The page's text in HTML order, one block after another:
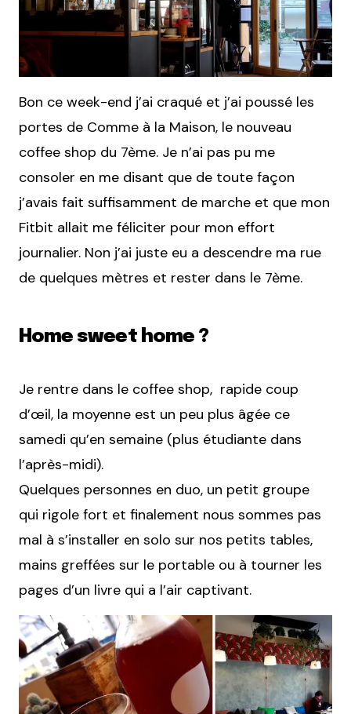
Bon ce week-end j’ai craqué et j’ai poussé les
portes de Comme à la Maison, le nouveau
coffee shop du 7ème. Je n’ai pas pu me
consoler en me disant que de toute façon
j’avais fait suffisamment de marche et que mon
Fitbit allait me féliciter pour mon effort
journalier. Non j’ai juste eu a descendre ma rue
de quelques mètres et rester dans le 7ème.
Home sweet home ?
Je rentre dans le coffee shop, rapide coup
d’œil, la moyenne est un peu plus âgée ce
samedi qu’en semaine (plus étudiante dans
l’après-midi).
Quelques personnes en duo, un petit groupe
qui rigole fort et finalement nous sommes pas
mal à s’installer en solo sur nos petits tables,
mains greffées sur le portable ou à tourner les
pages d’un livre qui a l’air captivant.